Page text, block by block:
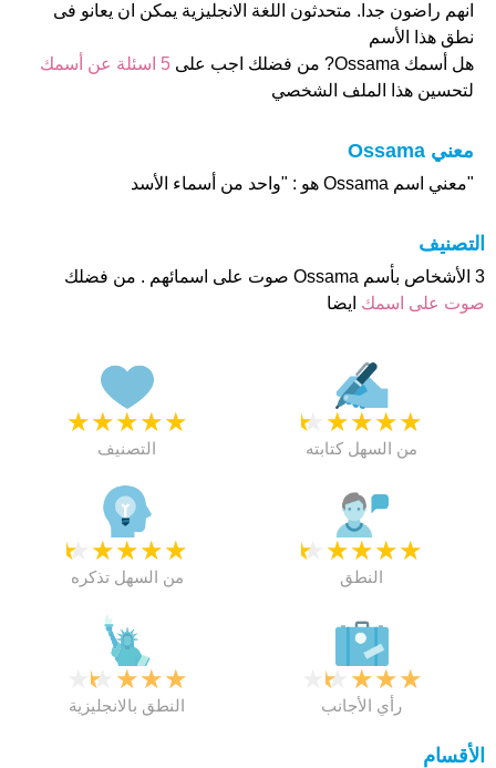
انهم راضون جدا. متحدثون اللغة الانجليزية يمكن ان يعانو فى
نطق هذا الأسم
هل أسمك Ossama? من فضلك اجب على
5 اسئلة عن أسمك
لتحسين هذا الملف الشخصي
معني Ossama
"معني اسم Ossama هو : "واحد من أسماء الأسد
التصنيف
3 الأشخاص بأسم Ossama صوت على اسمائهم . من فضلك
صوت على اسمك ايضا
★
★
★
★
★
التصنيف
★
★
★
★
★
من السهل كتابته
★
★
★
★
★
من السهل تذكره
★
★
★
★
★
النطق
★
★
★
★
النطق بالانجليزية
★
★
★
★
رأي الأجانب
الأقسام